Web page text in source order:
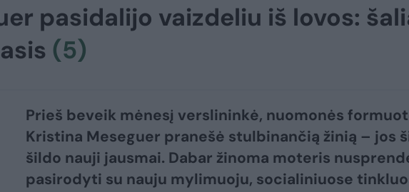
pasidalijo vaizdeliu iš lovos:
(5)
Prieš beveik mėnesį verslininkė, nuomonės
Kristina Meseguer pranešė stulbinančią žinią – jos
šildo nauji jausmai. Dabar žinoma moteris
pasirodyti su nauju mylimuoju, socialiniuose